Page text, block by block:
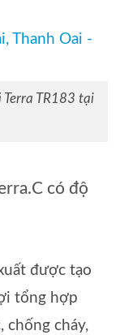
Terra TR183 tại
có độ
được tạo
tổng hợp
chống cháy,